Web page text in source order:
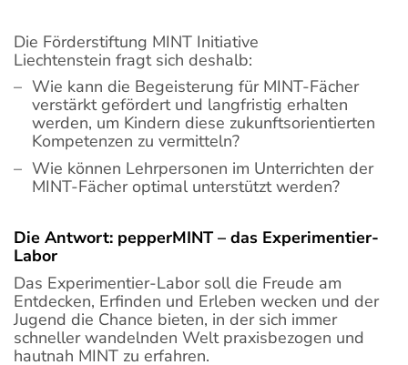
Impressum
Datenschutz
Die Förderstiftung MINT Initiative
Liechtenstein fragt sich deshalb:
Wie kann die Begeisterung für MINT-Fächer
verstärkt gefördert und langfristig erhalten
werden, um Kindern diese zukunftsorientierten
Kompetenzen zu vermitteln?
Wie können Lehrpersonen im Unterrichten der
MINT-Fächer optimal unterstützt werden?
Die Antwort: pepperMINT – das Experimentier-
Labor
Das Experimentier-Labor soll die Freude am
Entdecken, Erfinden und Erleben wecken und der
Jugend die Chance bieten, in der sich immer
schneller wandelnden Welt praxisbezogen und
hautnah MINT zu erfahren.